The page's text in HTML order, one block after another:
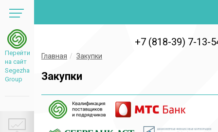
Перейти
на сайт
Segezha
Group
+7 (818-39) 7-13-
Главная Закупки
Закупки